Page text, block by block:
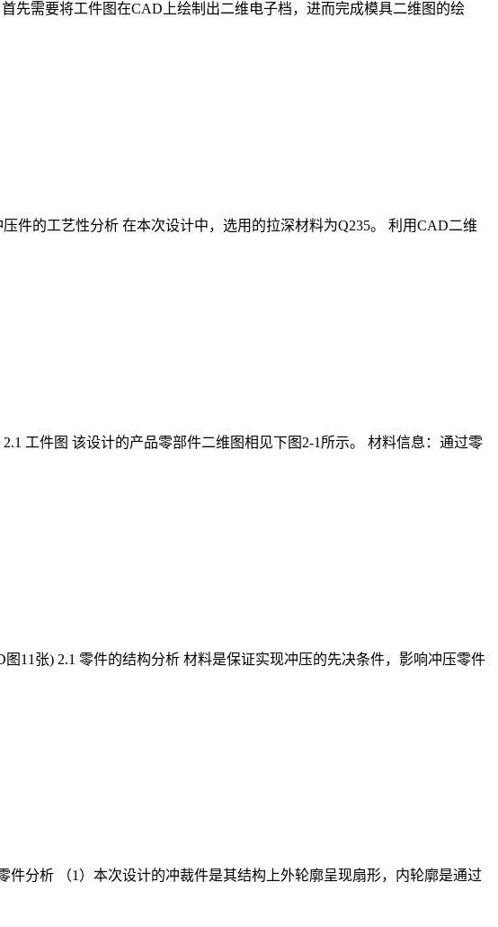
先需要将工件图在CAD上绘制出二维电子档，进而完成模具二维图的绘
件的工艺性分析 在本次设计中，选用的拉深材料为Q235。 利用CAD二维
工件图 该设计的产品零部件二维图相见下图2-1所示。 材料信息：通过零
11张) 2.1 零件的结构分析 材料是保证实现冲压的先决条件，影响冲压零件
分析 （1）本次设计的冲裁件是其结构上外轮廓呈现扇形，内轮廓是通过